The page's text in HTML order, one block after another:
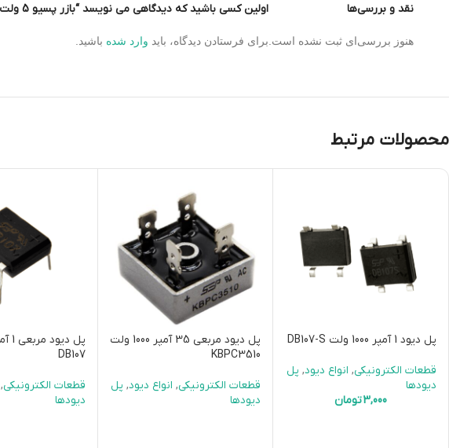
ماژول های مولد پالس
ماژول ولتمتر و آمپرمتر
نقد و بررسی‌ها
هنوز بررسی‌ای ثبت نشده است.
اولین کسی باشید که دیدگاهی می نویسد “بازر پسیو 5 ولت قطر 12 میلی متر”
برای فرستادن دیدگاه، باید وارد شده باشید.
محصولات مرتبط
پل دیود 1 آمپر 1000 ولت DB107-S
قطعات الکترونیکی, انواع دیود, پل
دیودها
3,000تومان
پل دیود مربعی 35 آمپر 1000 ولت
KBPC3510
قطعات الکترونیکی, انواع دیود, پل
دیودها
DB107
قطعات الکترونیکی,
دیودها